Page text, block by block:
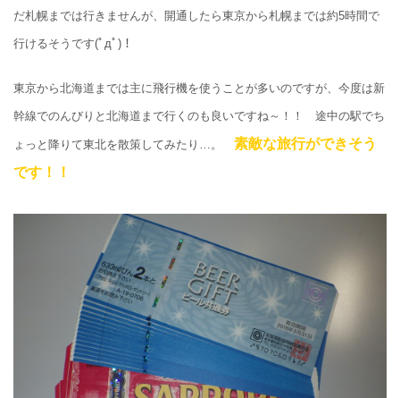
だ札幌までは行きませんが、開通したら東京から札幌までは約5時間で
行けるそうです(ﾟдﾟ)！
東京から北海道までは主に飛行機を使うことが多いのですが、今度は新
幹線でのんびりと北海道まで行くのも良いですね～！！ 途中の駅でち
ょっと降りて東北を散策してみたり…。 素敵な旅行ができそう
です！！